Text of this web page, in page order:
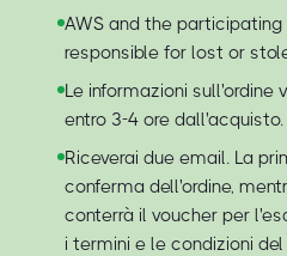
AWS and the
responsible for lost or
Le informazioni sull'ordine
entro 3-4 ore dall'acquisto.
Riceverai due email. La
conferma dell'ordine,
conterrà il voucher per
i termini e le condizioni